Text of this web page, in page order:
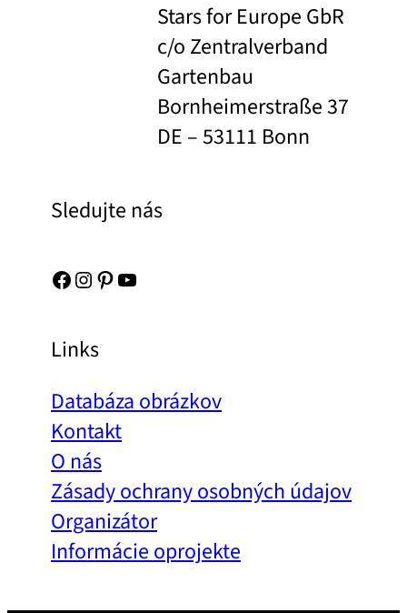
Stars for Europe GbR
c/o Zentralverband
Gartenbau
Bornheimerstraße 37
DE – 53111 Bonn
Sledujte nás
Facebook Instagram Pinterest YouTube
Links
Databáza obrázkov
Kontakt
O nás
Zásady ochrany osobných údajov
Organizátor
Informácie oprojekte